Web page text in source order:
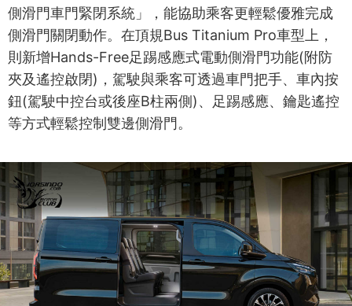
側滑門車門緊閉系統」，能協助乘客更輕鬆優雅完成
側滑門關閉動作。在頂規Bus Titanium Pro車型上，
則新增Hands-Free足踢感應式電動側滑門功能(附防
夾及遙控啟閉)，駕駛與乘客可透過車門把手、車內按
鈕(駕駛中控台或後座B柱兩側)、足踢感應、鑰匙遙控
等方式輕鬆控制雙邊側滑門。